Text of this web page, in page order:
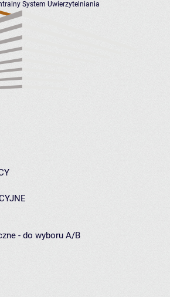
System Uwierzytelniania
- do wyboru A/B